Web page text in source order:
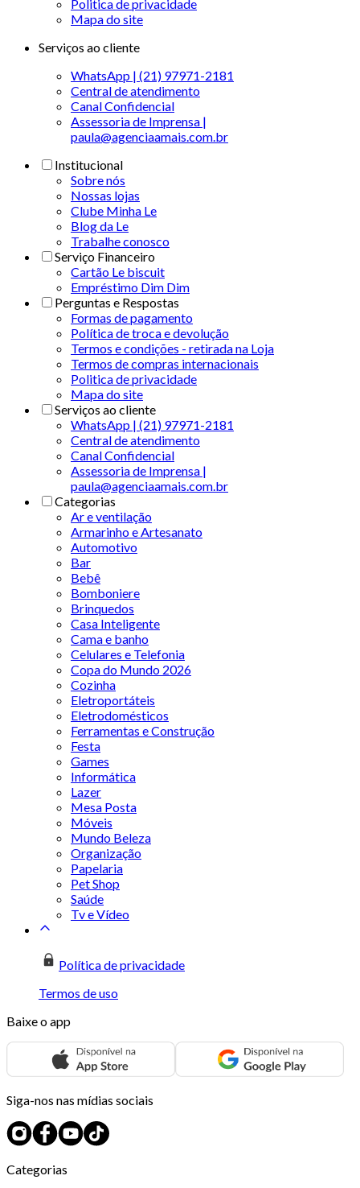
Politica de privacidade
Mapa do site
Serviços ao cliente
WhatsApp | (21) 97971-2181
Central de atendimento
Canal Confidencial
Assessoria de Imprensa |
paula@agenciaamais.com.br
Institucional
Sobre nós
Nossas lojas
Clube Minha Le
Blog da Le
Trabalhe conosco
Serviço Financeiro
Cartão Le biscuit
Empréstimo Dim Dim
Perguntas e Respostas
Formas de pagamento
Política de troca e devolução
Termos e condições - retirada na Loja
Termos de compras internacionais
Politica de privacidade
Mapa do site
Serviços ao cliente
WhatsApp | (21) 97971-2181
Central de atendimento
Canal Confidencial
Assessoria de Imprensa |
paula@agenciaamais.com.br
Categorias
Ar e ventilação
Armarinho e Artesanato
Automotivo
Bar
Bebê
Bomboniere
Brinquedos
Casa Inteligente
Cama e banho
Celulares e Telefonia
Copa do Mundo 2026
Cozinha
Eletroportáteis
Eletrodomésticos
Ferramentas e Construção
Festa
Games
Informática
Lazer
Mesa Posta
Móveis
Mundo Beleza
Organização
Papelaria
Pet Shop
Saúde
Tv e Vídeo
Política de privacidade
Termos de uso
Baixe o app
Siga-nos nas mídias sociais
Categorias